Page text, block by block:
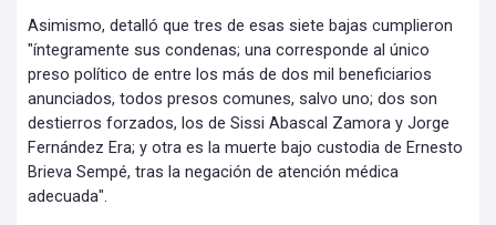
Asimismo, detalló que tres de esas siete bajas cumplieron
"íntegramente sus condenas; una corresponde al único
preso político de entre los más de dos mil beneficiarios
anunciados, todos presos comunes, salvo uno; dos son
destierros forzados, los de Sissi Abascal Zamora y Jorge
Fernández Era; y otra es la muerte bajo custodia de Ernesto
Brieva Sempé, tras la negación de atención médica
adecuada".